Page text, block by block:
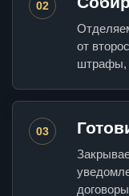
02
от
штрафы,
03